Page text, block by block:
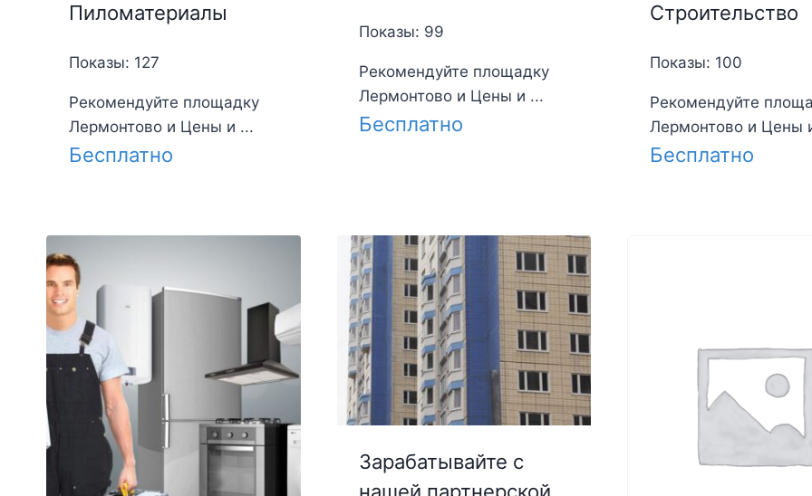
Пиломатериалы
Показы: 127
Рекомендуйте площадку
Лермонтово и Цены и ...
Бесплатно
Показы: 99
Рекомендуйте площадку
Лермонтово и Цены и ...
Бесплатно
Строительство
Показы: 100
Рекомендуйте
Лермонтово и Цены
Бесплатно
Зарабатывайте с